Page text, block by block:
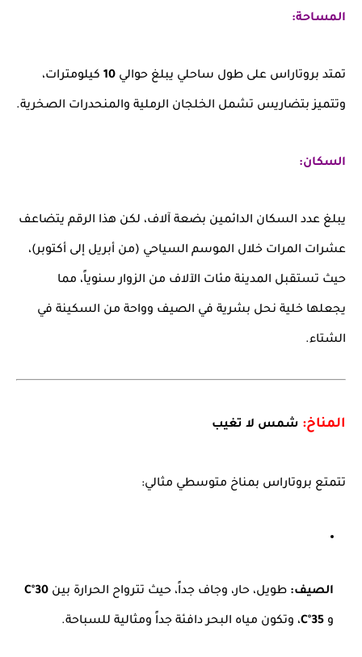
المساحة:
تمتد بروتاراس على طول ساحلي يبلغ حوالي 10 كيلومترات،
وتتميز بتضاريس تشمل الخلجان الرملية والمنحدرات الصخرية.
السكان:
يبلغ عدد السكان الدائمين بضعة آلاف، لكن هذا الرقم يتضاعف
عشرات المرات خلال الموسم السياحي (من أبريل إلى أكتوبر)،
حيث تستقبل المدينة مئات الآلاف من الزوار سنوياً، مما
يجعلها خلية نحل بشرية في الصيف وواحة من السكينة في
الشتاء.
المناخ: شمس لا تغيب
تتمتع بروتاراس بمناخ متوسطي مثالي:
الصيف: طويل، حار، وجاف جداً، حيث تترواح الحرارة بين 30°C
و 35°C ، وتكون مياه البحر دافئة جداً ومثالية للسباحة.